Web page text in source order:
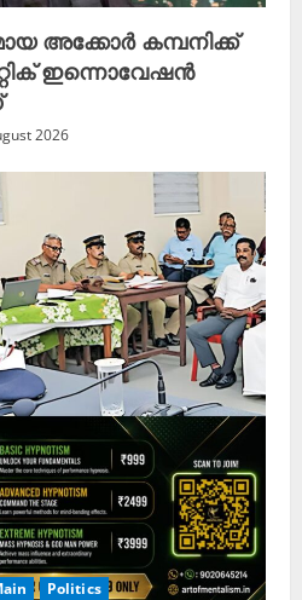
അക്കോർ കമ്പനിക്ക്
ഇന്നൊവേഷൻ
2026
Politics